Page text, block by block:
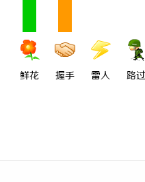
鲜花 握手 雷人 路过